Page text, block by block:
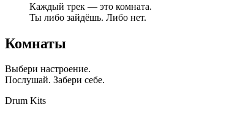
Каждый трек — это комната.
Ты либо зайдёшь. Либо нет.
Комнаты
Выбери настроение.
Послушай. Забери себе.
Drum Kits